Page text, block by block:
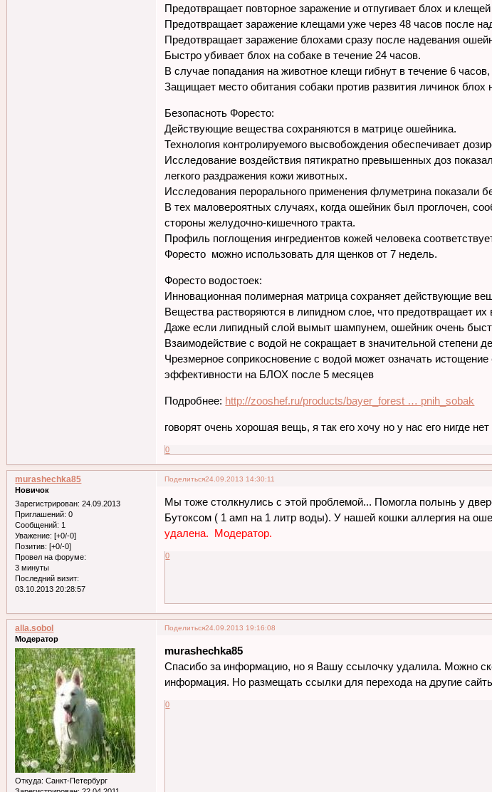
Предотвращает повторное заражение и отпугивает блох и
Предотвращает заражение клещами уже через 48 часов после
Предотвращает заражение блохами сразу после надевания
Быстро убивает блох на собаке в течение 24 часов.
В случае попадания на животное клещи гибнут в течение 6
Защищает место обитания собаки против развития личинок блох
Безопасноть Форесто:
Действующие вещества сохраняются в матрице ошейника.
Технология контролируемого высвобождения обеспечивает
Исследование воздействия пятикратно превышенных доз
легкого раздражения кожи животных.
Исследования перорального применения флуметрина показали
В тех маловероятных случаях, когда ошейник был проглочен,
стороны желудочно-кишечного тракта.
Профиль поглощения ингредиентов кожей человека
Форесто можно использовать для щенков от 7 недель.
Форесто водостоек:
Инновационная полимерная матрица сохраняет действующие
Вещества растворяются в липидном слое, что предотвращает
Даже если липидный слой вымыт шампунем, ошейник очень
Взаимодействие с водой не сокращает в значительной степени
Чрезмерное соприкосновение с водой может означать
эффективности на БЛОХ после 5 месяцев
Подробнее: http://zooshef.ru/products/bayer_forest … pnih_sobak
говорят очень хорошая вещь, я так его хочу но у нас его нигде нет
0
Поделиться24.09.2013 14:30:11
murashechka85
Новичок
Зарегистрирован: 24.09.2013
Приглашений: 0
Сообщений: 1
Уважение: [+0/-0]
Позитив: [+0/-0]
Провел на форуме:
3 минуты
Последний визит:
03.10.2013 20:28:57
Мы тоже столкнулись с этой проблемой... Помогла полынь у
Бутоксом ( 1 амп на 1 литр воды). У нашей кошки аллергия на
удалена. Модератор.
0
Поделиться24.09.2013 19:16:08
alla.sobol
Модератор
Откуда: Санкт-Петербург
murashechka85
Спасибо за информацию, но я Вашу ссылочку удалила. Можно
информация. Но размещать ссылки для перехода на другие
0